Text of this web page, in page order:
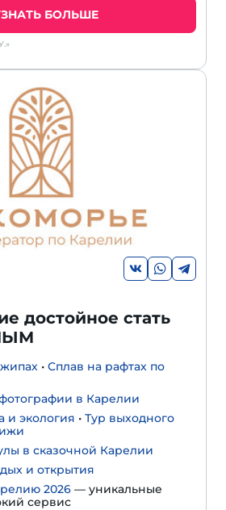
БОЛЬШЕ
достойное стать
• Сплав на рафтах по
в Карелии
и экология • Тур выходного
в сказочной Карелии
и открытия
2026 — уникальные
сервис